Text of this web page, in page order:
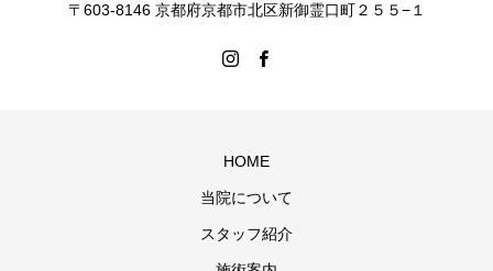
〒603-8146 京都府京都市北区新御霊口町２５５−１
HOME
当院について
スタッフ紹介